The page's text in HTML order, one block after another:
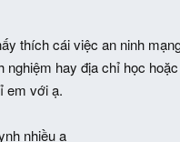
thích cái việc an ninh
nghiệm hay địa chỉ học
em với ạ.
nhiều ạ